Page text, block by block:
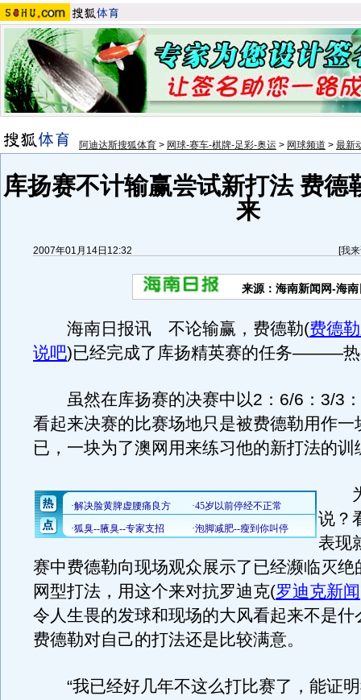
阿迪达斯搜狐体育 > 网球-赛车-棋牌-足彩-奥运 > 网球频道 > 最新
库扬赛不计输赢尝试新打法 费德
来
2007年01月14日12:32 [我
来源：海南新闻网-海南
海南日报讯 不论输赢，费德勒(费德
说吧)已经完成了库扬精英赛的任务———
虽然在库扬赛的决赛中以2：6/6：3/3
看起来决赛的比赛场地只是被费德勒用作一
已，一块为了澳网用来练习他的新打法的训
为
说？
表现
赛中费德勒向现场观众展示了已经濒临灭绝
网型打法，用这个来对抗罗迪克(罗迪克新闻
令人生畏的发球和现场的大风看起来不是什
费德勒对自己的打法还是比较满意。
“我已经好几年不这么打比赛了，能证明